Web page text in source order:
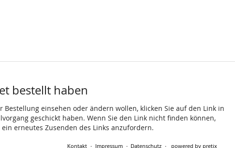
bestellt haben
Bestellung einsehen oder ändern wollen, klicken Sie auf den Link in
geschickt haben. Wenn Sie den Link nicht finden können,
erneutes Zusenden des Links anzufordern.
Kontakt Impressum Datenschutz powered by pretix